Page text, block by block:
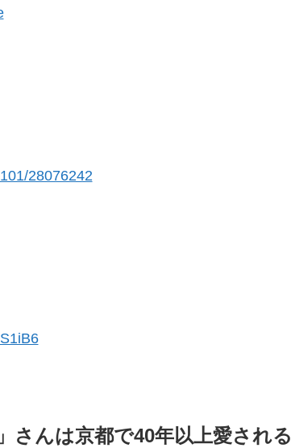
28076242
さんは京都で40年以上愛される